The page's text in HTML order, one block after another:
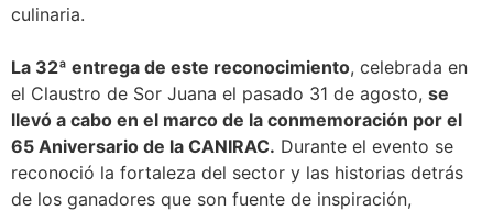
culinaria.
La 32ª entrega de este reconocimiento, celebrada en
el Claustro de Sor Juana el pasado 31 de agosto, se
llevó a cabo en el marco de la conmemoración por el
65 Aniversario de la CANIRAC. Durante el evento se
reconoció la fortaleza del sector y las historias detrás
de los ganadores que son fuente de inspiración,